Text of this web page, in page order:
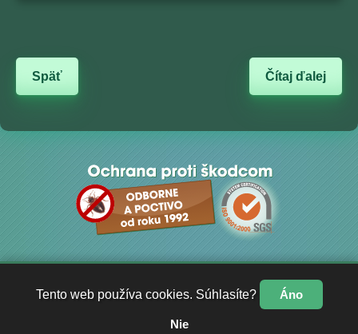
Späť Čítaj ďalej
© 2013 - 2026 Asanačná, s. r. o.
Všetky práva vyhradené.
Tento web používa cookies. Súhlasíte? Áno
Nie